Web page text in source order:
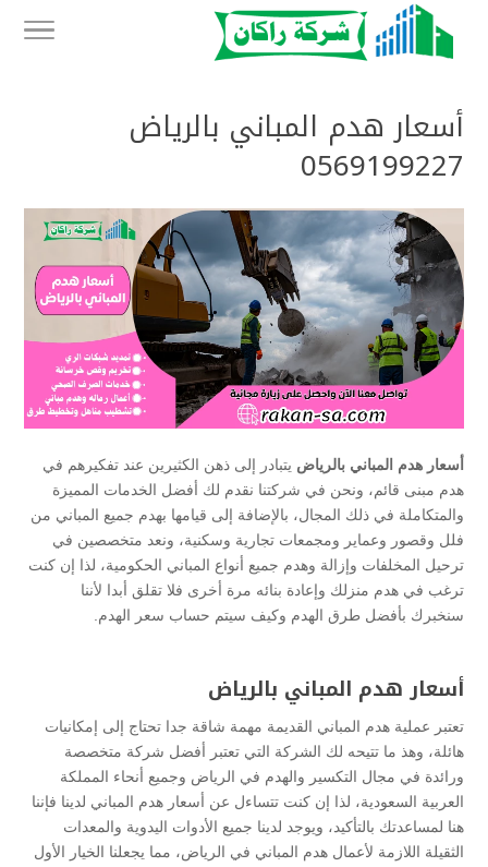
أسعار هدم المباني بالرياض
0569199227
أسعار هدم المباني بالرياض يتبادر إلى ذهن الكثيرين عند تفكيرهم في
هدم مبنى قائم، ونحن في شركتنا نقدم لك أفضل الخدمات المميزة
والمتكاملة في ذلك المجال، بالإضافة إلى قيامها بهدم جميع المباني من
فلل وقصور وعماير ومجمعات تجارية وسكنية، ونعد متخصصين في
ترحيل المخلفات وإزالة وهدم جميع أنواع المباني الحكومية، لذا إن كنت
ترغب في هدم منزلك وإعادة بنائه مرة أخرى فلا تقلق أبدا لأننا
سنخبرك بأفضل طرق الهدم وكيف سيتم حساب سعر الهدم.
أسعار هدم المباني بالرياض
تعتبر عملية هدم المباني القديمة مهمة شاقة جدا تحتاج إلى إمكانيات
هائلة، وهذ ما تتيحه لك الشركة التي تعتبر أفضل شركة متخصصة
ورائدة في مجال التكسير والهدم في الرياض وجميع أنحاء المملكة
العربية السعودية، لذا إن كنت تتساءل عن أسعار هدم المباني لدينا فإننا
هنا لمساعدتك بالتأكيد، ويوجد لدينا جميع الأدوات اليدوية والمعدات
الثقيلة اللازمة لأعمال هدم المباني في الرياض، مما يجعلنا الخيار الأول